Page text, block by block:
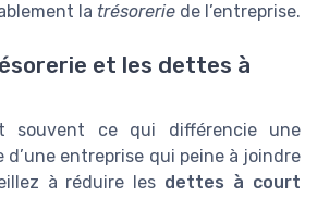
la trésorerie de l’entreprise.
et les dettes à
souvent ce qui différencie une
d’une entreprise qui peine à joindre
à réduire les dettes à court